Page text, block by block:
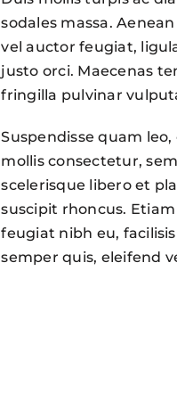
sodales massa.
vel auctor feugiat,
justo orci. Maecenas
fringilla pulvinar
Suspendisse quam
mollis consectetur,
scelerisque libero et
suscipit rhoncus.
feugiat nibh eu,
semper quis, eleifend